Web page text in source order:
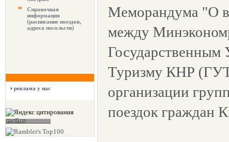
Справочная
информация
(расписание поездов,
адреса посольств)
реклама у нас
Меморандума "О
между
Государственным
Туризму КНР
организации
поездок граждан